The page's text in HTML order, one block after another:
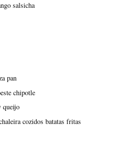
salsicha
pan
chipotle
queijo
cozidos batatas fritas